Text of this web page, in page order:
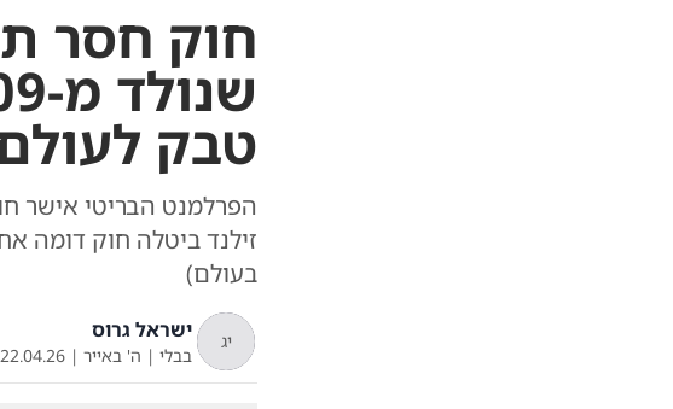
חוק חסר
טבק
הפרלמנט הבריטי אישר
זילנד ביטלה חוק דומה
בעולם)
יג ישראל גרוס
בבלי| ה' באייר |
22.04.26